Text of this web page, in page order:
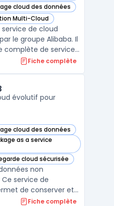
cloud des données
cette catégorie
Multi-Cloud
cette catégorie
de cloud
le groupe Alibaba. Il
complète de services
allant du
mais continue de
...
Fiche complète
évolutif pour
cloud des données
cette catégorie
as a service
cette catégorie
cloud sécurisée
cette catégorie
non
service de
de conserver et
de fichiers. Les
Fiche complète